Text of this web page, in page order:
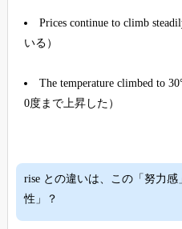
Prices continue to climb
いる）
The temperature climbed to
0度まで上昇した）
rise との違いは、この「努力感
性」？